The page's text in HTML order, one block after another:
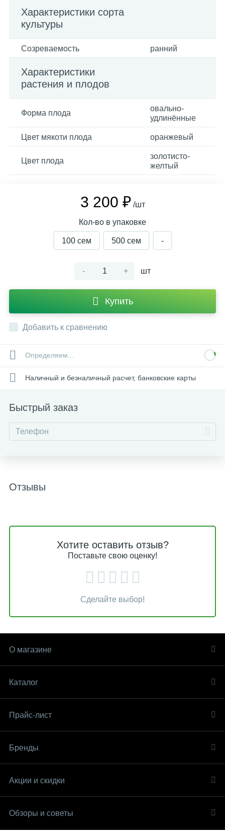
Характеристики сорта
культуры
Созреваемость ранний
Характеристики
растения и плодов
Форма плода
овально-
удлинённые
Цвет мякоти плода оранжевый
Цвет плода
золотисто-
желтый
3 200 ₽ /шт
Кол-во в упаковке
100 сем 500 сем -
- + шт
Купить
Добавить к сравнению
Определяем...
Наличный и безналичный расчет, банковские карты
Быстрый заказ
Отзывы
Хотите оставить отзыв?
Поставьте свою оценку!
Сделайте выбор!
О магазине
Каталог
Прайс-лист
Бренды
Акции и скидки
Обзоры и советы